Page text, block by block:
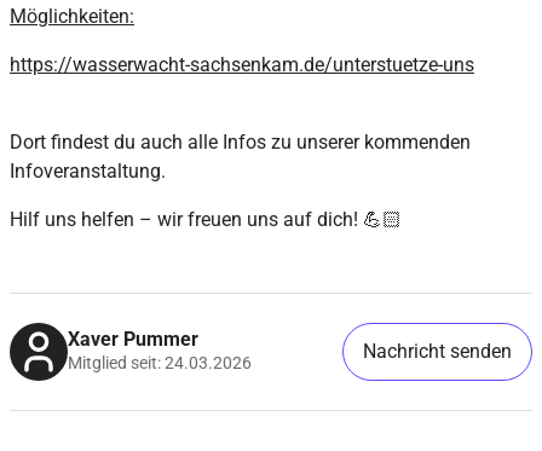
Möglichkeiten:
https://wasserwacht-sachsenkam.de/unterstuetze-uns
Dort findest du auch alle Infos zu unserer kommenden
Infoveranstaltung.
Hilf uns helfen – wir freuen uns auf dich! 💪🏻
Xaver Pummer
Mitglied seit: 24.03.2026 Nachricht senden